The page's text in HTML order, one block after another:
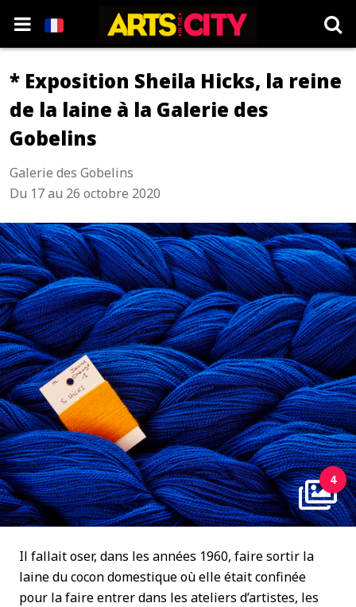
* Exposition Sheila Hicks, la reine
de la laine à la Galerie des
Gobelins
Galerie des Gobelins
Du 17 au 26 octobre 2020
4
Il fallait oser, dans les années 1960, faire sortir la
laine du cocon domestique où elle était confinée
pour la faire entrer dans les ateliers d’artistes, les